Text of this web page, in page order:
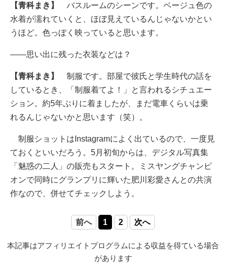
【青科まき】
バスルームのシーンです。ベージュ色の
水着が濡れていくと、ほぼ見えているんじゃないかとい
うほど。色っぽく映っていると思います。
――思い出に残った衣装などは？
【青科まき】
制服です。部屋で彼氏と学生時代の話を
しているとき、「制服着てよ！」と言われるシチュエー
ション。約5年ぶりに着ましたが、まだ電車くらいは乗
れるんじゃないかと思います（笑）。
制服ショットはInstagramによく出ているので、一度見
ておくといいだろう。5月初旬からは、デジタル写真集
「魅惑の二人」の販売もスタート。ミスヤングチャンピ
オンで同時にグランプリに輝いた肥川彩愛さんとの共演
作なので、併せてチェックしよう。
前へ 1 2 次へ
本記事はアフィリエイトプログラムによる収益を得ている場合
があります